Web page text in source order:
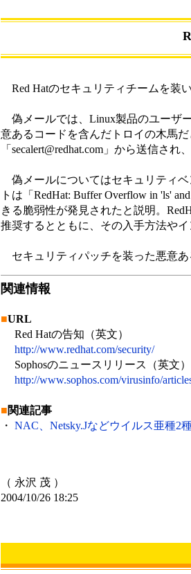
Red Hatのセキュリティチームを装
偽メールでは、Linux製品のユーザ
意あるコードを含んだトロイの木馬
「secalert@redhat.com」から送信さ
偽メールについてはセキュリティベ
トは「RedHat: Buffer Overflow in 'ls'
きる脆弱性が発見されたと説明。
推奨するとともに、その入手方法や
セキュリティパッチを装った悪意あ
関連情報
■URL
Red Hatの告知（英文）
http://www.redhat.com/security/
Sophosのニュースリリース（英文）
http://www.sophos.com/virusinfo/
■関連記事
・ NAC、Netsky.Jなどウイルス亜種2
（ 永沢 茂 ）
2004/10/26 18:25